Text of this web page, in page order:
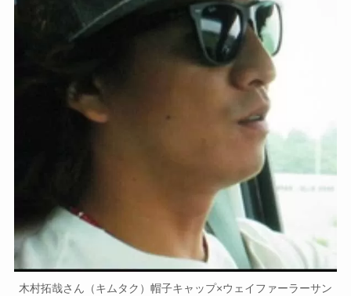
木村拓哉さん（キムタク）帽子キャップ×ウェイファーラーサン